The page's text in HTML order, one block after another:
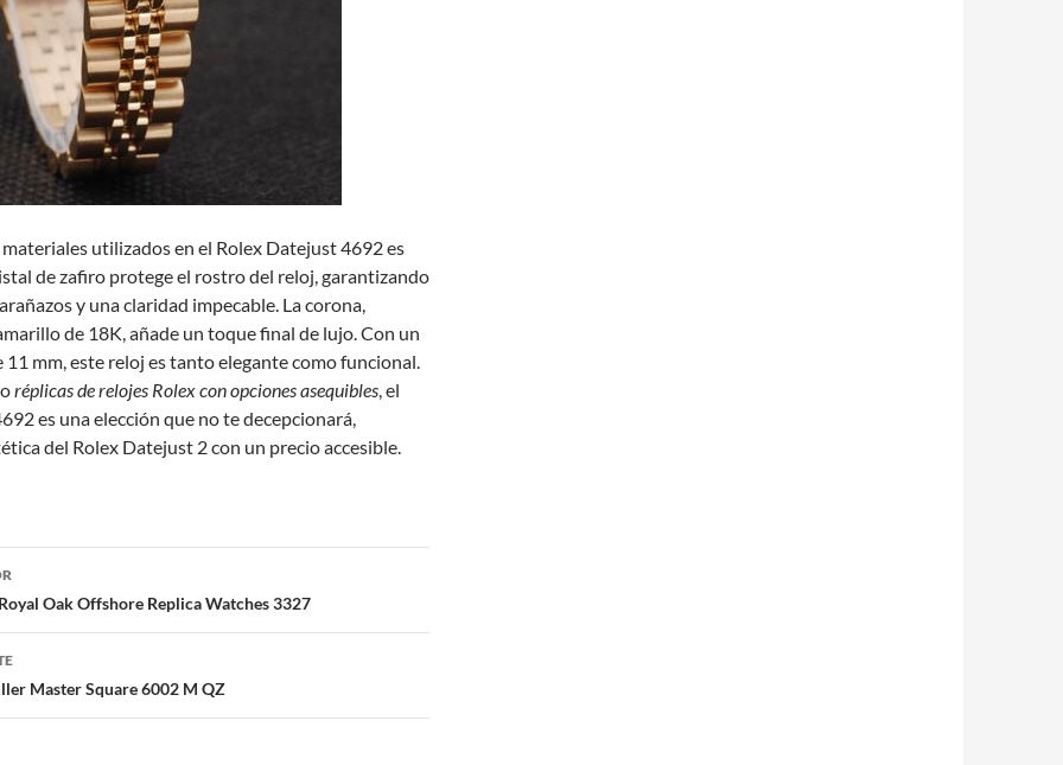
materiales utilizados en el Rolex Datejust 4692 es
de zafiro protege el rostro del reloj, garantizando
y una claridad impecable. La corona,
de 18K, añade un toque final de lujo. Con un
11 mm, este reloj es tanto elegante como funcional.
réplicas de relojes Rolex con opciones asequibles, el
es una elección que no te decepcionará,
del Rolex Datejust 2 con un precio accesible.
Oak Offshore Replica Watches 3327
Master Square 6002 M QZ